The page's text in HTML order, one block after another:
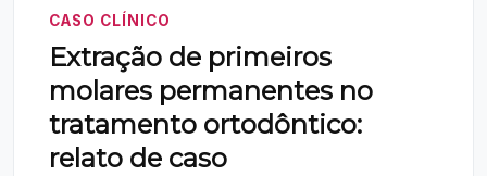
CASO CLÍNICO
Extração de primeiros
molares permanentes no
tratamento ortodôntico:
relato de caso